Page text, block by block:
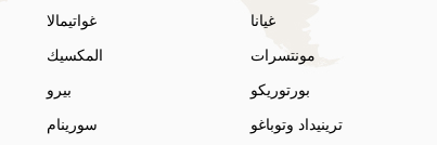
غواتيمالا غيانا
المكسيك مونتسرات
بيرو بورتوريكو
سورينام ترينيداد وتوباغو